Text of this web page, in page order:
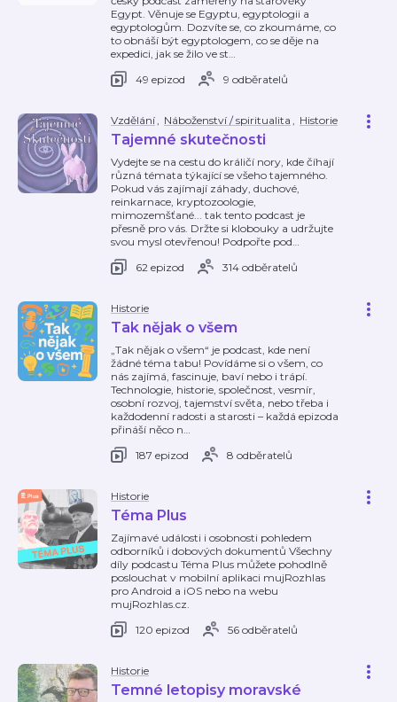
Egypt. Věnuje se Egyptu, egyptologii a
egyptologům. Dozvíte se, co zkoumáme, co
to obnáší být egyptologem, co se děje na
expedici, jak se žilo ve st…
49 epizod
9 odběratelů
Vzdělání, Náboženství / spiritualita , Historie
Tajemné skutečnosti
Vydejte se na cestu do králičí nory, kde číhají
různá témata týkající se všeho tajemného.
Pokud vás zajímají záhady, duchové,
reinkarnace, kryptozoologie,
mimozemšťané... tak tento podcast je
přesně pro vás. Držte si klobouky a udržujte
svou mysl otevřenou! Podpořte pod…
62 epizod
314 odběratelů
Historie
Tak nějak o všem
„Tak nějak o všem“ je podcast, kde není
žádné téma tabu! Povídáme si o všem, co
nás zajímá, fascinuje, baví nebo i trápí.
Technologie, historie, společnost, vesmír,
osobní rozvoj, tajemství světa, nebo třeba i
každodenní radosti a starosti – každá epizoda
přináší něco n…
187 epizod
8 odběratelů
Historie
Téma Plus
Zajímavé události i osobnosti pohledem
odborníků i dobových dokumentů Všechny
díly podcastu Téma Plus můžete pohodlně
poslouchat v mobilní aplikaci mujRozhlas
pro Android a iOS nebo na webu
mujRozhlas.cz.
120 epizod
56 odběratelů
Historie
Temné letopisy moravské